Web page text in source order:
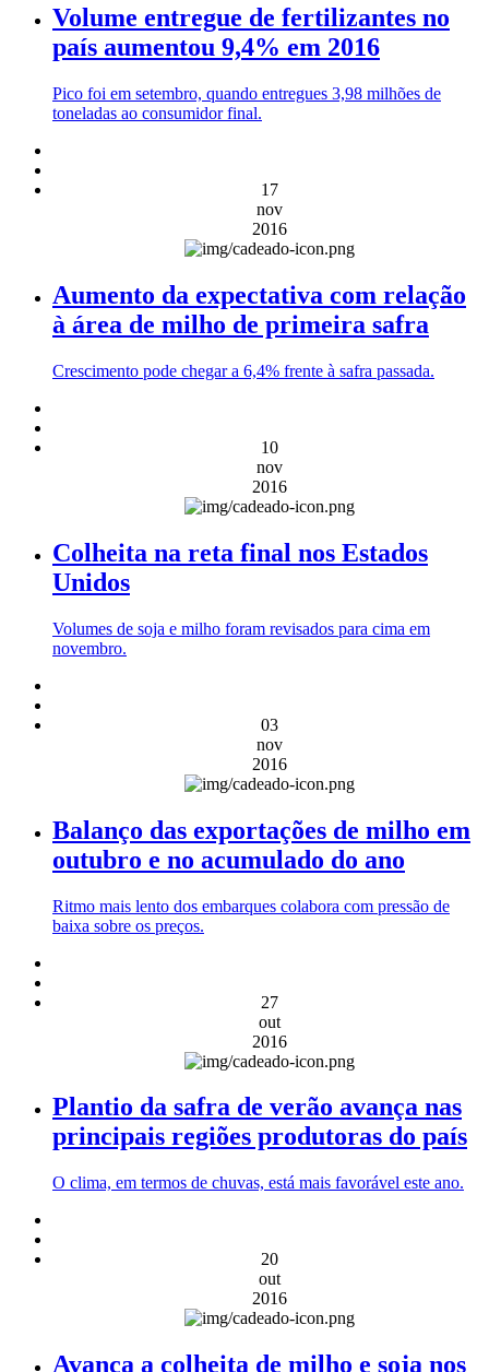
Volume entregue de fertilizantes no
país aumentou 9,4% em 2016
Pico foi em setembro, quando entregues 3,98 milhões de
toneladas ao consumidor final.
17
nov
2016
Aumento da expectativa com relação
à área de milho de primeira safra
Crescimento pode chegar a 6,4% frente à safra passada.
10
nov
2016
Colheita na reta final nos Estados
Unidos
Volumes de soja e milho foram revisados para cima em
novembro.
03
nov
2016
Balanço das exportações de milho em
outubro e no acumulado do ano
Ritmo mais lento dos embarques colabora com pressão de
baixa sobre os preços.
27
out
2016
Plantio da safra de verão avança nas
principais regiões produtoras do país
O clima, em termos de chuvas, está mais favorável este ano.
20
out
2016
Avança a colheita de milho e soja nos